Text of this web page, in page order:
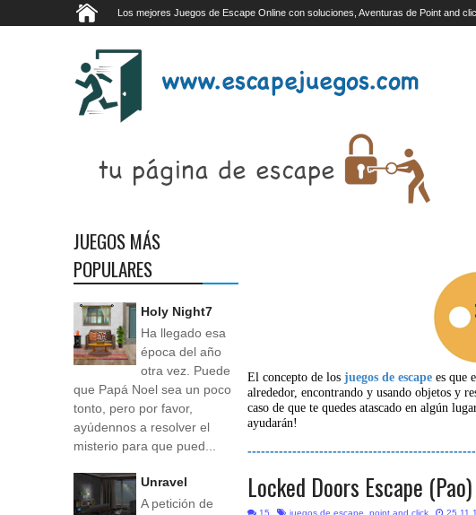
Los mejores Juegos de Escape Online con soluciones, Aventuras de Point and
El concepto de losjuegos de escape es que
alrededor, encontrando y usando objetos y
caso de que te quedes atascado en algún
ayudarán!
Locked Doors Escape (Pao)
15 juegos de escape point and click
JUEGOS MÁS
POPULARES
Holy Night7
Ha llegado esa
época del año
otra vez. Puede
que Papá Noel sea un poco
tonto, pero por favor,
ayúdennos a resolver el
misterio para que pued...
Unravel
A petición de